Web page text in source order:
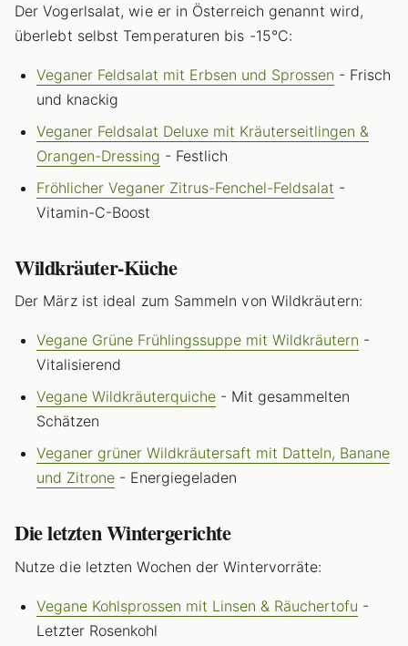
Der Vogerlsalat, wie er in Österreich genannt wird,
überlebt selbst Temperaturen bis -15°C:
Veganer Feldsalat mit Erbsen und Sprossen - Frisch
und knackig
Veganer Feldsalat Deluxe mit Kräuterseitlingen &
Orangen-Dressing - Festlich
Fröhlicher Veganer Zitrus-Fenchel-Feldsalat -
Vitamin-C-Boost
Wildkräuter-Küche
Der März ist ideal zum Sammeln von Wildkräutern:
Vegane Grüne Frühlingssuppe mit Wildkräutern -
Vitalisierend
Vegane Wildkräuterquiche - Mit gesammelten
Schätzen
Veganer grüner Wildkräutersaft mit Datteln, Banane
und Zitrone - Energiegeladen
Die letzten Wintergerichte
Nutze die letzten Wochen der Wintervorräte:
Vegane Kohlsprossen mit Linsen & Räuchertofu -
Letzter Rosenkohl